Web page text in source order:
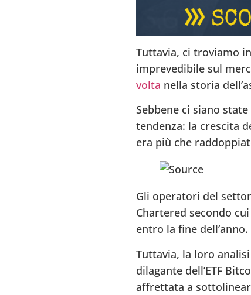
Tuttavia, ci troviamo
imprevedibile sul
volta nella storia
Sebbene ci siano
tendenza: la crescita
era più che
Gli operatori del
Chartered secondo
entro la fine dell’anno.
Tuttavia, la loro
dilagante dell’ETF
affrettata a